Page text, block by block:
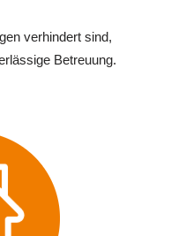
verhindert sind,
Betreuung.